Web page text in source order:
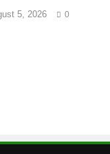
5, 2026 0